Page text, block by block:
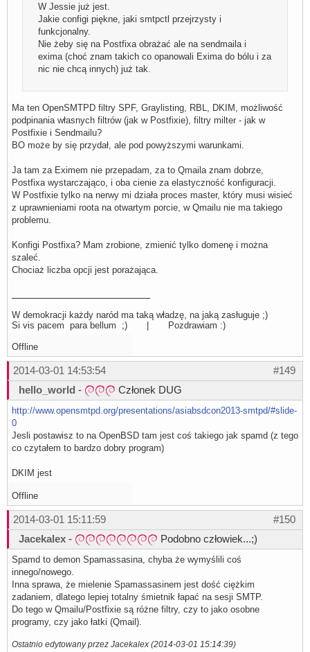
W Jessie już jest.
Jakie configi piękne, jaki smtpctl przejrzysty i
funkcjonalny.
Nie żeby się na Postfixa obrażać ale na sendmaila i
exima (choć znam takich co opanowali Exima do bólu i za
nic nie chcą innych) już tak.
Ma ten OpenSMTPD filtry SPF, Graylisting, RBL, DKIM, możliwość
podpinania własnych filtrów (jak w Postfixie), filtry milter - jak w
Postfixie i Sendmailu?
BO może by się przydał, ale pod powyższymi warunkami.
Ja tam za Eximem nie przepadam, za to Qmaila znam dobrze,
Postfixa wystarczająco, i oba cienie za elastyczność konfiguracji.
W Postfixie tylko na nerwy mi działa proces master, który musi wisieć
z uprawnieniami roota na otwartym porcie, w Qmailu nie ma takiego
problemu.
Konfigi Postfixa? Mam zrobione, zmienić tylko domenę i można
szaleć.
Chociaż liczba opcji jest porażająca.
W demokracji każdy naród ma taką władzę, na jaką zasługuje ;)
Si vis pacem para bellum ;) | Pozdrawiam :)
Offline
#149
2014-03-01 14:53:54
hello_world - Członek DUG
http://www.opensmtpd.org/presentations/asiabsdcon2013-smtpd/#slide-
0
Jesli postawisz to na OpenBSD tam jest coś takiego jak spamd (z tego
co czytałem to bardzo dobry program)
DKIM jest
Offline
#150
2014-03-01 15:11:59
Jacekalex - Podobno człowiek...;)
Spamd to demon Spamassasina, chyba że wymyślili coś
innego/nowego.
Inna sprawa, że mielenie Spamassasinem jest dość ciężkim
zadaniem, dlatego lepiej totalny śmietnik łapać na sesji SMTP.
Do tego w Qmailu/Postfixie są różne filtry, czy to jako osobne
programy, czy jako łatki (Qmail).
Ostatnio edytowany przez Jacekalex (2014-03-01 15:14:39)